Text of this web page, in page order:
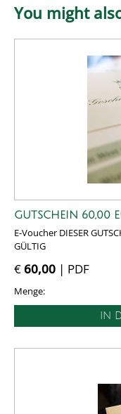
You might
GUTSCHEIN 60,00
E-Voucher DIESER
GÜLTIG
€60,00 | PDF
Menge:
IN